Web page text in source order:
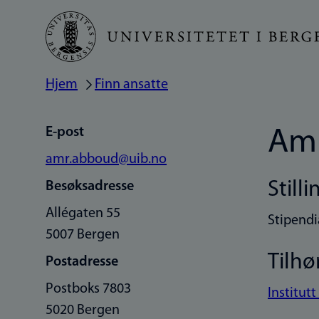
Hopp
hovedinnhold
Navigasjonssti
Hjem Finn ansatte
E-post
amr.abboud@uib.no
Besøksadresse
Allégaten 55
5007 Bergen
Postadresse
Postboks 7803
5020 Bergen
Institutt